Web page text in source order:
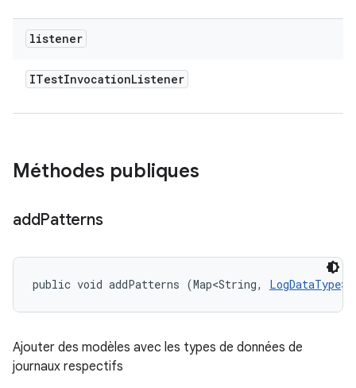
listener
ITestInvocationListener
Méthodes publiques
addPatterns
public void addPatterns (Map<String, LogDataType>
Ajouter des modèles avec les types de données de
journaux respectifs